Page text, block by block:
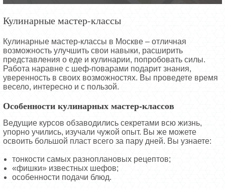
Кулинарные мастер-классы
Кулинарные мастер-классы в Москве – отличная
возможность улучшить свои навыки, расширить
представления о еде и кулинарии, попробовать силы.
Работа наравне с шеф-поварами подарит знания,
уверенность в своих возможностях. Вы проведете время
весело, интересно и с пользой.
Особенности кулинарных мастер-классов
Ведущие курсов обзаводились секретами всю жизнь,
упорно учились, изучали чужой опыт. Вы же можете
освоить большой пласт всего за пару дней. Вы узнаете:
тонкости самых разноплановых рецептов;
«фишки» известных шефов;
особенности подачи блюд.